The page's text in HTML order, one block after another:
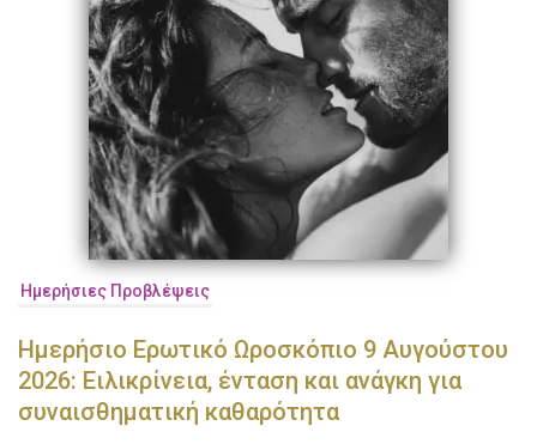
Ημερήσιες Προβλέψεις
Ημερήσιο Ερωτικό Ωροσκόπιο 9 Αυγούστου
2026: Ειλικρίνεια, ένταση και ανάγκη για
συναισθηματική καθαρότητα